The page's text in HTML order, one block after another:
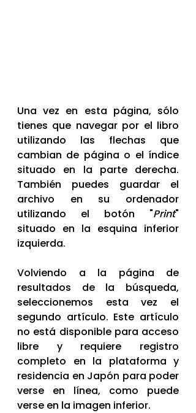
Una vez en esta página, sólo
tienes que navegar por el libro
utilizando las flechas que
cambian de página o el índice
situado en la parte derecha.
También puedes guardar el
archivo en su ordenador
utilizando el botón "Print"
situado en la esquina inferior
izquierda.
Volviendo a la página de
resultados de la búsqueda,
seleccionemos esta vez el
segundo artículo. Este artículo
no está disponible para acceso
libre y requiere registro
completo en la plataforma y
residencia en Japón para poder
verse en línea, como puede
verse en la imagen inferior.